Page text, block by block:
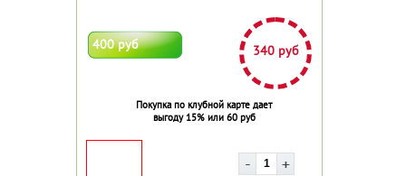
400 руб 340 руб
Покупка по клубной карте дает
выгоду 15% или 60 руб